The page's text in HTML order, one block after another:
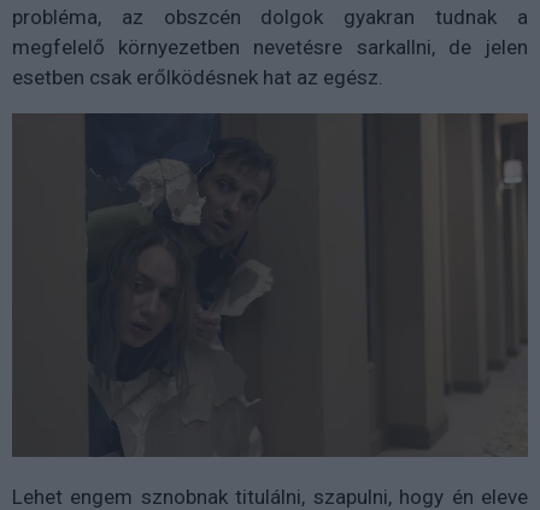
probléma, az obszcén dolgok gyakran tudnak a
megfelelő környezetben nevetésre sarkallni, de jelen
esetben csak erőlködésnek hat az egész.
Lehet engem sznobnak titulálni, szapulni, hogy én eleve